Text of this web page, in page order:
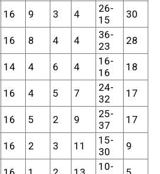
16 9 3 4
26-
15
30
16 8 4 4
36-
23
28
14 4 6 4
16-
16
18
16 4 5 7
24-
32
17
16 5 2 9
25-
37
17
16 2 3 11
15-
30
9
10-